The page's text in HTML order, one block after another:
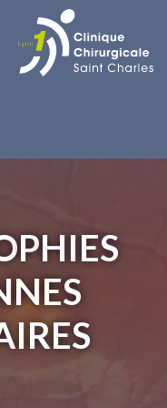
PHIES
NES
IRES